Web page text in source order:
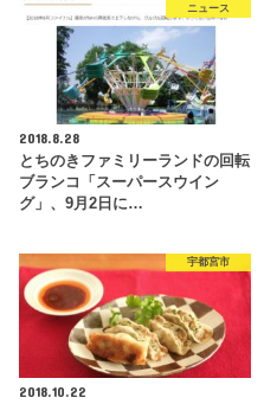
ニュース
2018.8.28
とちのきファミリーランドの回転
ブランコ「スーパースウイン
グ」、9月2日に…
宇都宮市
2018.10.22